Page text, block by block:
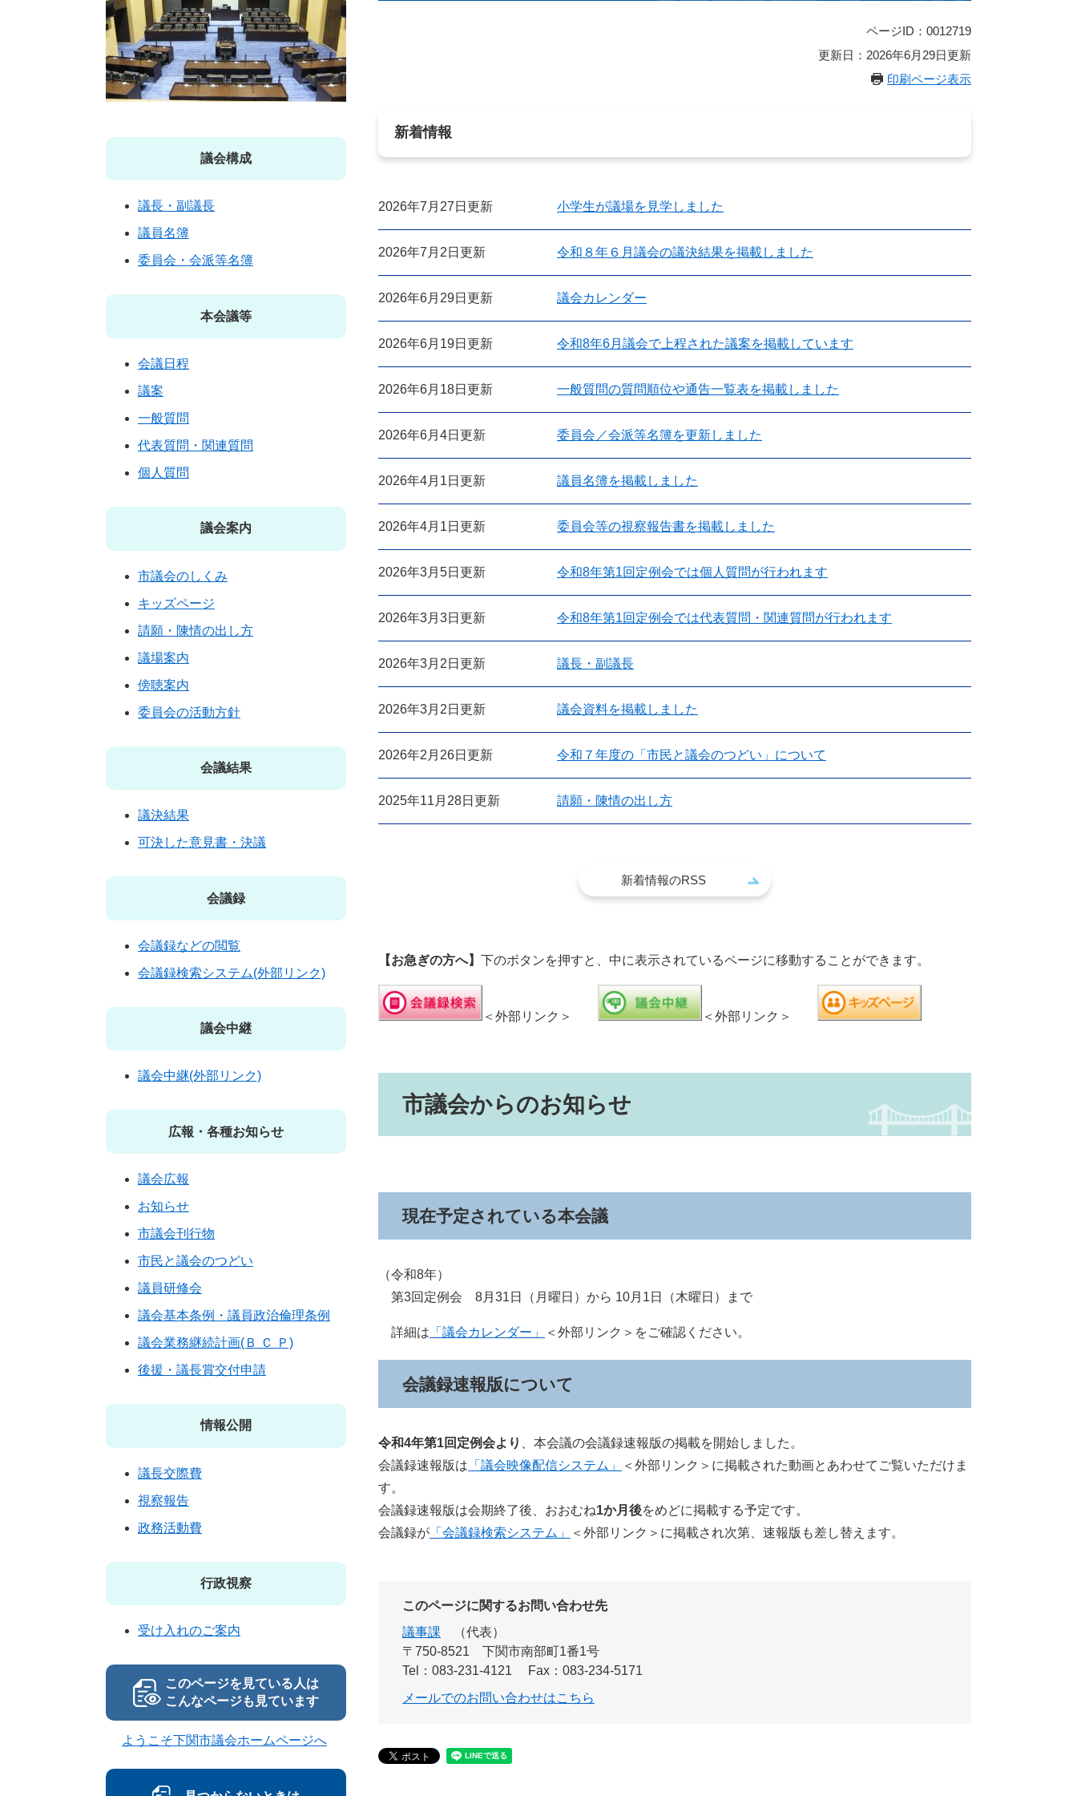
ページID：0012719
更新日：2026年6月29日更新
印刷ページ表示
新着情報
2026年7月27日更新 小学生が議場を見学しました
2026年7月2日更新 令和８年６月議会の議決結果を掲載しました
2026年6月29日更新 議会カレンダー
2026年6月19日更新 令和8年6月議会で上程された議案を掲載しています
2026年6月18日更新 一般質問の質問順位や通告一覧表を掲載しました
2026年6月4日更新 委員会／会派等名簿を更新しました
2026年4月1日更新 議員名簿を掲載しました
2026年4月1日更新 委員会等の視察報告書を掲載しました
2026年3月5日更新 令和8年第1回定例会では個人質問が行われます
2026年3月3日更新 令和8年第1回定例会では代表質問・関連質問が行われます
2026年3月2日更新 議長・副議長
2026年3月2日更新 議会資料を掲載しました
2026年2月26日更新 令和７年度の「市民と議会のつどい」について
2025年11月28日更新 請願・陳情の出し方
新着情報のRSS
【お急ぎの方へ】 下のボタンを押すと、中に表示されているページに移動することができます。
＜外部リンク＞ ＜外部リンク＞
市議会からのお知らせ
現在予定されている本会議
（令和8年）
​ 第3回定例会 8月31日（月曜日）から 10月1日（木曜日）まで
詳細は 「議会カレンダー」 ＜外部リンク＞ をご確認ください。
会議録速報版について
令和4年第1回定例会より
、本会議の会議録速報版の掲載を開始しました。
会議録速報版は 「議会映像配信システム」 ＜外部リンク＞ に掲載された動画とあわせてご覧いただけま
す。
会議録速報版は会期終了後、おおむね1か月後をめどに掲載する予定です。
会議録が 「会議録検索システム」 ＜外部リンク＞ に掲載され次第、速報版も差し替えます。
このページに関するお問い合わせ先
議事課
代表
〒750-8521
下関市南部町1番1号
Tel：083-231-4121
Fax：083-234-5171
メールでのお問い合わせはこちら
議会構成
議長・副議長
議員名簿
委員会・会派等名簿
本会議等
会議日程
議案
一般質問
代表質問・関連質問
個人質問
議会案内
市議会のしくみ
キッズページ
請願・陳情の出し方
議場案内
傍聴案内
委員会の活動方針
会議結果
議決結果
可決した意見書・決議
会議録
会議録などの閲覧
会議録検索システム(外部リンク)
議会中継
議会中継(外部リンク)
広報・各種お知らせ
議会広報
お知らせ
市議会刊行物
市民と議会のつどい
議員研修会
議会基本条例・議員政治倫理条例
議会業務継続計画(Ｂ Ｃ Ｐ)
後援・議長賞交付申請
情報公開
議長交際費
視察報告
政務活動費
行政視察
受け入れのご案内
このページを見ている人は
こんなページも見ています
ようこそ下関市議会ホームページへ